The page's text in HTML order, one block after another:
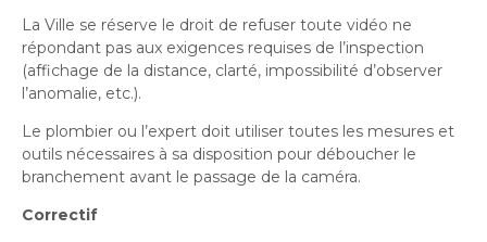
Office de participation publique de Longueuil
Office de participation publique de Longueuil
Ouvre
dans
nouvelle
fenêtre
Politiques municipales
Politiques municipales
Réclamations
Réclamations
Vérificatrice générale
La Ville se réserve le droit de refuser toute vidéo ne
répondant pas aux exigences requises de l’inspection
(affichage de la distance, clarté, impossibilité d’observer
l’anomalie, etc.).
Le plombier ou l’expert doit utiliser toutes les mesures et
outils nécessaires à sa disposition pour déboucher le
branchement avant le passage de la caméra.
Correctif